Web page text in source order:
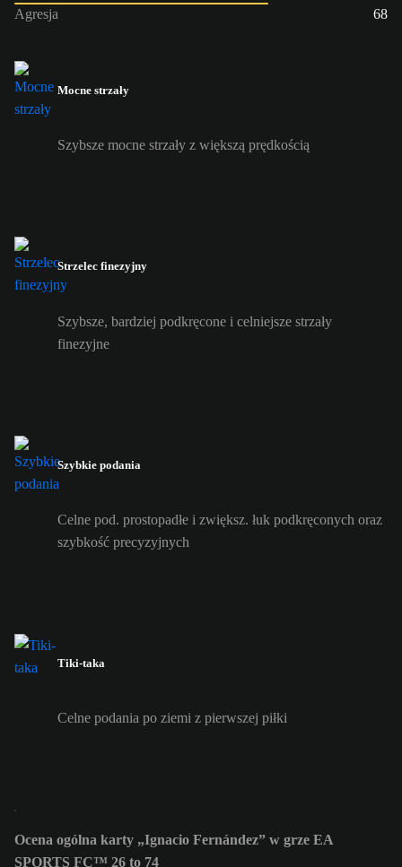
Agresja
68
Mocne strzały
Szybsze mocne strzały z większą prędkością
Strzelec finezyjny
Szybsze, bardziej podkręcone i celniejsze strzały
finezyjne
Szybkie podania
Celne pod. prostopadłe i zwiększ. łuk podkręconych oraz
szybkość precyzyjnych
Tiki-taka
Celne podania po ziemi z pierwszej piłki
Ocena ogólna karty „Ignacio Fernández” w grze EA
SPORTS FC™ 26 to 74